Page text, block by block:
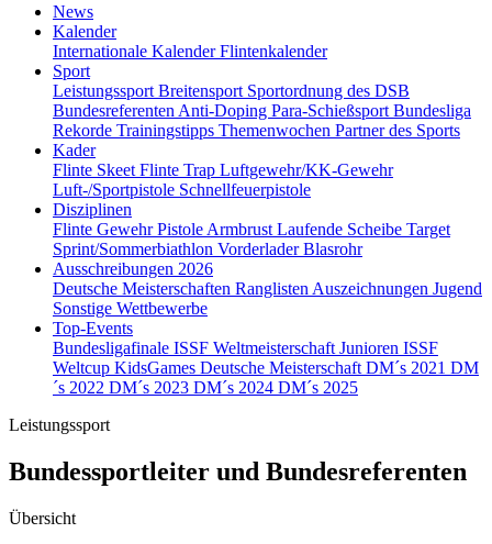
News
Kalender
Internationale KalenderFlintenkalender
Sport
Leistungssport Breitensport Sportordnung des DSB
Bundesreferenten Anti-Doping Para-Schießsport Bundesliga
Rekorde Trainingstipps Themenwochen Partner des Sports
Kader
Flinte Skeet Flinte Trap Luftgewehr/KK-Gewehr
Luft-/Sportpistole Schnellfeuerpistole
Disziplinen
Flinte GewehrPistole Armbrust Laufende Scheibe Target
Sprint/Sommerbiathlon VorderladerBlasrohr
Ausschreibungen 2026
Deutsche Meisterschaften Ranglisten Auszeichnungen Jugend
Sonstige Wettbewerbe
Top-Events
Bundesligafinale ISSF Weltmeisterschaft Junioren ISSF
Weltcup KidsGames Deutsche Meisterschaft DM´s 2021 DM
´s 2022 DM´s 2023 DM´s 2024 DM´s 2025
Leistungssport
Bundessportleiter und Bundesreferenten
Übersicht